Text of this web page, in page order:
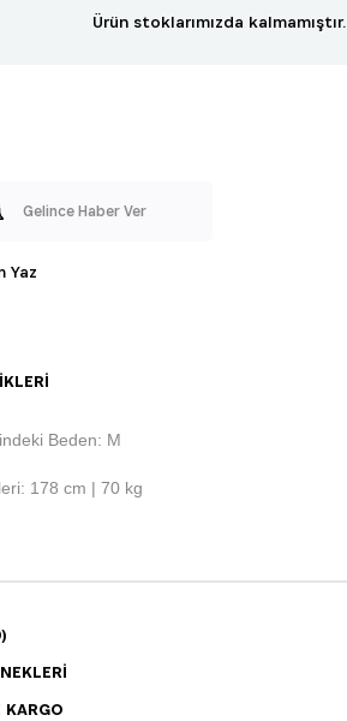
Ürün stoklarımızda kalmamıştır.
Gelince Haber Ver
Yaz
Beden: M
178 cm | 70 kg
KARGO